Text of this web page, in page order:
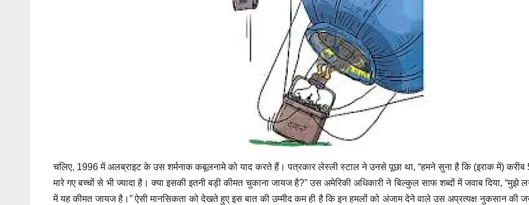
चलिए, 1996 में अलब्राइट के उस शर्मनाक कबूलनामे को याद करते हैं। पत्रकार लेस्ली स्टाल ने उनसे पूछा था, “हमने सुना है कि (इराक में) करीब
मारे गए बच्चों से भी ज्यादा है। क्या इसकी इतनी बड़ी कीमत चुकाना जायज है?” उस अमेरिकी अधिकारी ने बिल्कुल साफ शब्दों में जवाब दिया,
में यह कीमत जायज है।”ऐसी मानसिकता को देखते हुए इस बात की उम्मीद कम ही है कि इन हमलों को अंजाम देने वाले उस अप्रत्यक्ष नुकसान की